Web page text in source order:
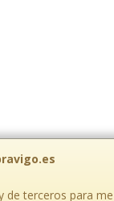
de terceros para